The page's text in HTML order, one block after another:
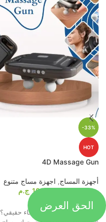
-33%
HOT
4D Massage Gun
أجهزة المساج, اجهزة مساج متنوع
1099 ج.م
اشترى الآن
جاهز تحول التعب لاسترخاء حقيقي؟
الحق العرض